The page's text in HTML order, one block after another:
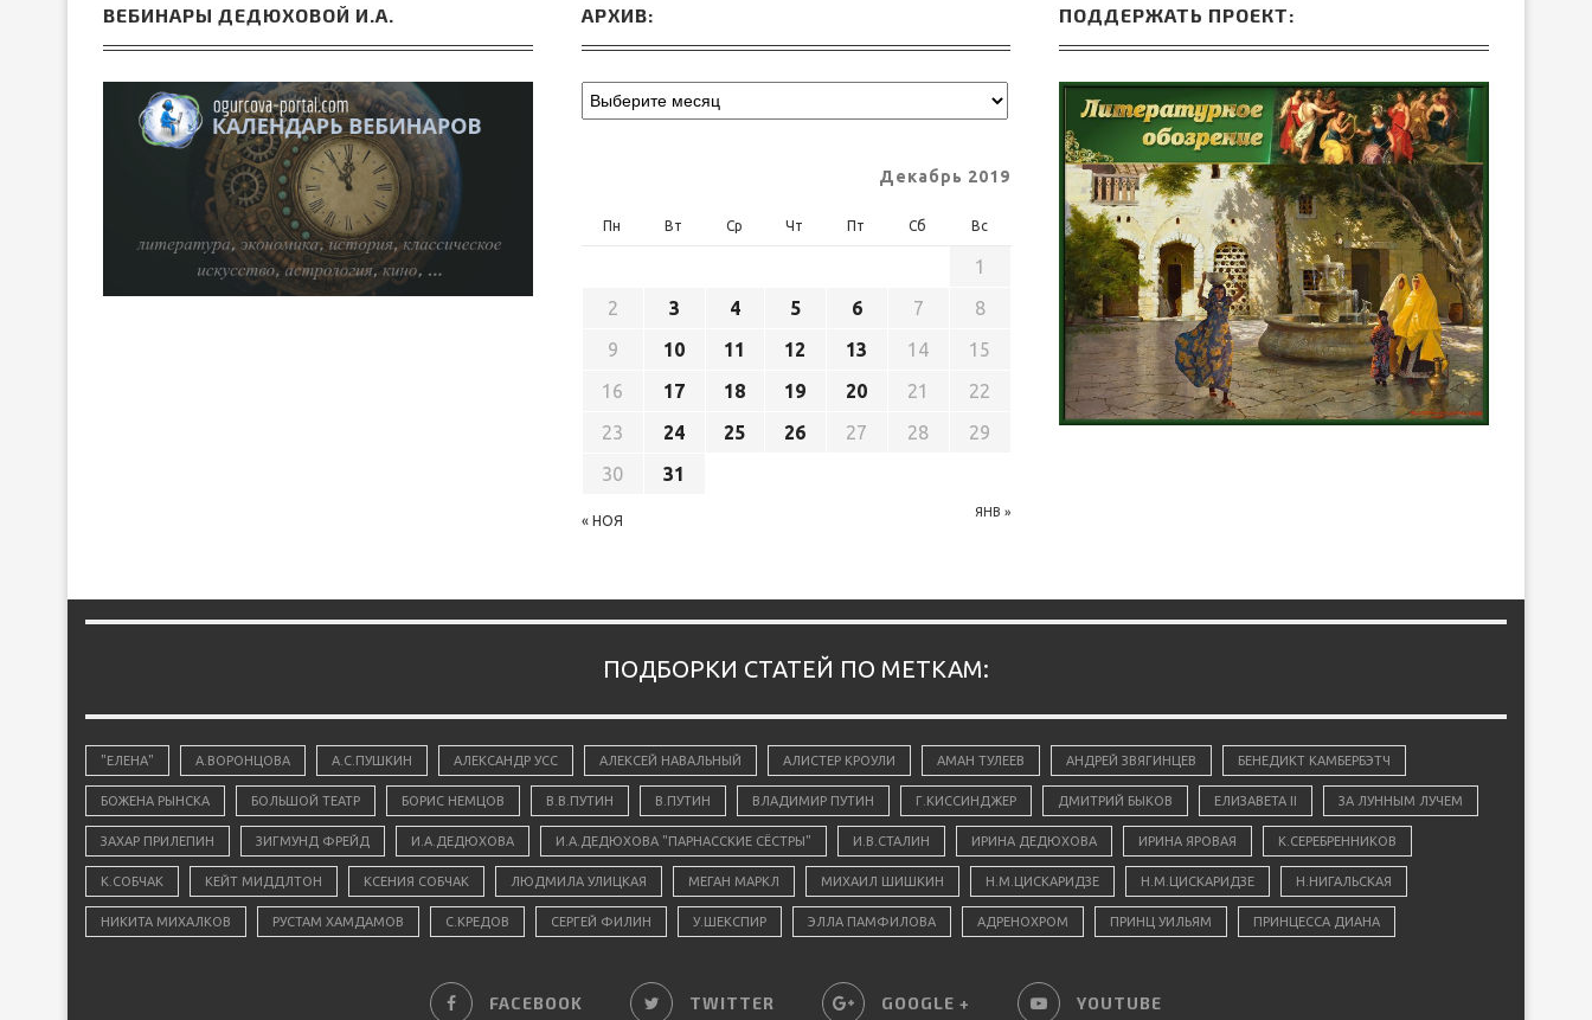
ВЕБИНАРЫ ДЕДЮХОВОЙ И.А. АРХИВ:
Декабрь 2019
Пн Вт Ср Чт Пт Сб Вс
« НОЯ
ЯНВ »
1
2
3 4 5 6 7
8
9
10 11 12 13 14
15
16
17 18 19 20 21
22
23
24 25 26 27 28
29
30
31
ПОДДЕРЖАТЬ ПРОЕКТ:
ПОДБОРКИ СТАТЕЙ ПО МЕТКАМ:
"ЕЛЕНА" А.ВОРОНЦОВА А.С.ПУШКИН АЛЕКСАНДР УСС АЛЕКСЕЙ НАВАЛЬНЫЙ АЛИСТЕР КРОУЛИ АМАН ТУЛЕЕВ АНДРЕЙ ЗВЯГИНЦЕВ БЕНЕДИКТ КАМБЕРБЭТЧ
БОЖЕНА РЫНСКА БОЛЬШОЙ ТЕАТР БОРИС НЕМЦОВ В.В.ПУТИН В.ПУТИН ВЛАДИМИР ПУТИН Г.КИССИНДЖЕР ДМИТРИЙ БЫКОВ ЕЛИЗАВЕТА II ЗА ЛУННЫМ ЛУЧЕМ
ЗАХАР ПРИЛЕПИН ЗИГМУНД ФРЕЙД И.А.ДЕДЮХОВА И.А.ДЕДЮХОВА "ПАРНАССКИЕ СЁСТРЫ" И.В.СТАЛИН ИРИНА ДЕДЮХОВА ИРИНА ЯРОВАЯ К.СЕРЕБРЕННИКОВ
К.СОБЧАК КЕЙТ МИДДЛТОН КСЕНИЯ СОБЧАК ЛЮДМИЛА УЛИЦКАЯ МЕГАН МАРКЛ МИХАИЛ ШИШКИН Н.М.ЦИСКАРИДЗЕ Н.М.ЦИСКАРИДЗЕ Н.НИГАЛЬСКАЯ
НИКИТА МИХАЛКОВ РУСТАМ ХАМДАМОВ С.КРЕДОВ СЕРГЕЙ ФИЛИН У.ШЕКСПИР ЭЛЛА ПАМФИЛОВА АДРЕНОХРОМ ПРИНЦ УИЛЬЯМ ПРИНЦЕССА ДИАНА
FACEBOOK TWITTER GOOGLE + YOUTUBE